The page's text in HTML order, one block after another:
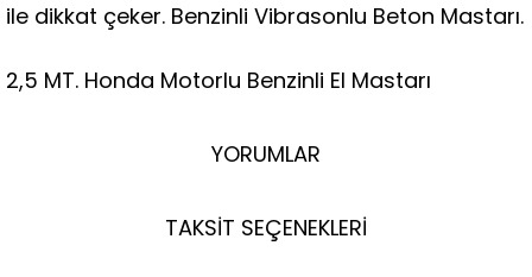
ile dikkat çeker. Benzinli Vibrasonlu Beton Mastarı.
2,5 MT. Honda Motorlu Benzinli El Mastarı
YORUMLAR
TAKSİT SEÇENEKLERİ